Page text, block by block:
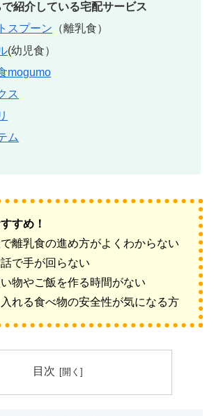
で紹介している宅配サービス
スプーン （離乳食）
(幼児食）
mogumo
ス
ム
すめ！
離乳食の進め方がよくわからない
話で手が回らない
物やご飯を作る時間がない
れる食べ物の安全性が気になる方
目次